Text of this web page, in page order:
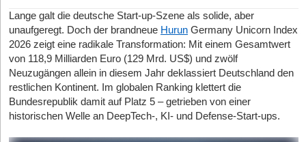
Der Markt, in den Invecorum vorstößt, steht unter Druck.
Steuerkanzleien leiden unter Fachkräftemangel, was den Einsatz
von KI-Assistenten attraktiv macht. Das Branchenproblem: Die
Nutzung etablierter US-Lösungen ist für Berufsträger*innen
riskant, da sie gesetzlich zu strenger Verschwiegenheit
verpflichtet sind. Landen sensible Mandant*innendaten auf
amerikanischen Servern, drohen massive Compliance-
Probleme.
Lange galt die deutsche Start-up-Szene als solide, aber
unaufgeregt. Doch der brandneue Hurun Germany Unicorn Index
2026 zeigt eine radikale Transformation: Mit einem Gesamtwert
von 118,9 Milliarden Euro (129 Mrd. US$) und zwölf
Neuzugängen allein in diesem Jahr deklassiert Deutschland den
restlichen Kontinent. Im globalen Ranking klettert die
Bundesrepublik damit auf Platz 5 – getrieben von einer
historischen Welle an DeepTech-, KI- und Defense-Start-ups.